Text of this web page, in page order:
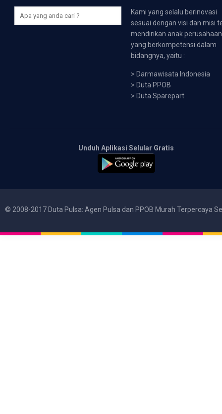
Kami yang selalu berinovasi
sesuai dengan visi dan misi
mendirikan anak perusahaan
yang berkompetensi dalam
bidangnya, yaitu :
> Darmawisata Indonesia
> Duta PPOB
> Duta Sparepart
Unduh Aplikasi Selular Gratis
© 2008-2017 Duta Pulsa: Agen Pulsa dan PPOB Murah Terpercaya